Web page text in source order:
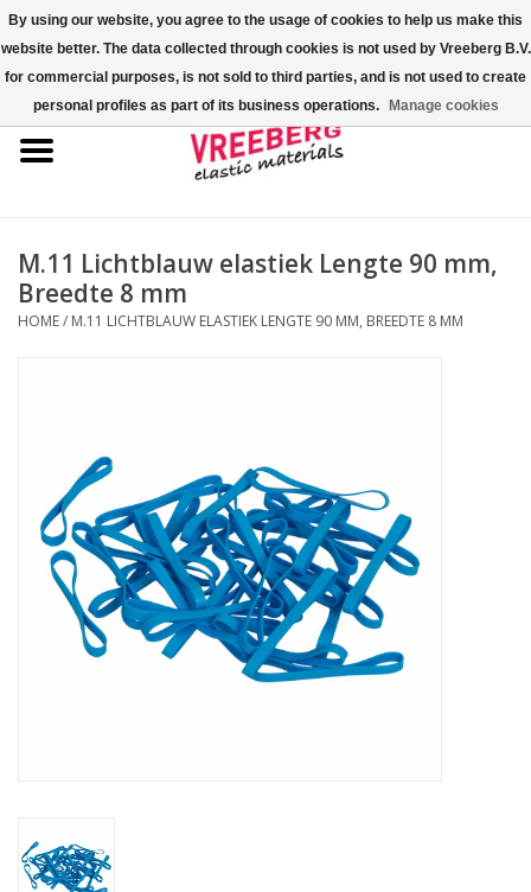
0 Artikelen - €0,00
Home
Gekleurde elastiekjes
Elastisch koord
Fastfix
Geknoopt elastiek
Zwarte elastiekjes aanbieding!
M.11 Lichtblauw elastiek Lengte 90 mm,
Breedte 8 mm
HOME/ M.11 LICHTBLAUW ELASTIEK LENGTE 90 MM, BREEDTE 8 MM
By using our website, you agree to the usage of cookies to help us make this
website better. The data collected through cookies is not used by Vreeberg B.V.
for commercial purposes, is not sold to third parties, and is not used to create
personal profiles as part of its business operations.
Manage cookies